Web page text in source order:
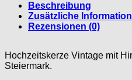
Beschreibung
Zusätzliche
Rezensionen (0)
Hochzeitskerze Vintage mit
Steiermark.